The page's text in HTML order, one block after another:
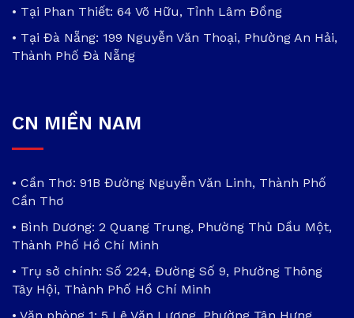
• Tại Phan Thiết: 64 Võ Hữu, Tỉnh Lâm Đồng
• Tại Đà Nẵng: 199 Nguyễn Văn Thoại, Phường An Hải,
Thành Phố Đà Nẵng
CN MIỀN NAM
• Cần Thơ: 91B Đường Nguyễn Văn Linh, Thành Phố
Cần Thơ
• Bình Dương: 2 Quang Trung, Phường Thủ Dầu Một,
Thành Phố Hồ Chí Minh
• Trụ sở chính: Số 224, Đường Số 9, Phường Thông
Tây Hội, Thành Phố Hồ Chí Minh
• Văn phòng 1: 5 Lê Văn Lương, Phường Tân Hưng,